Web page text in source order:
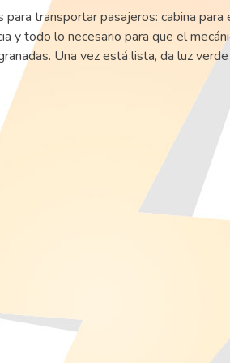
transportar pasajeros: cabina
y todo lo necesario para que el
Una vez está lista, da luz